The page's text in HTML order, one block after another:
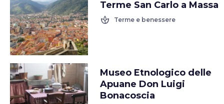
Terme San Carlo a Massa
spa Terme e benessere
Museo Etnologico delle
Apuane Don Luigi
Bonacoscia